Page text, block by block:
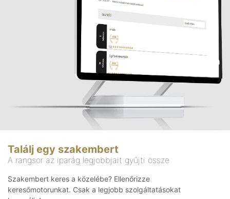
Találj egy szakembert
A rangsor az iparág legjobbjait gyűjti össze
Szakembert keres a közelébe? Ellenőrizze
keresőmotorunkat. Csak a legjobb szolgáltatásokat